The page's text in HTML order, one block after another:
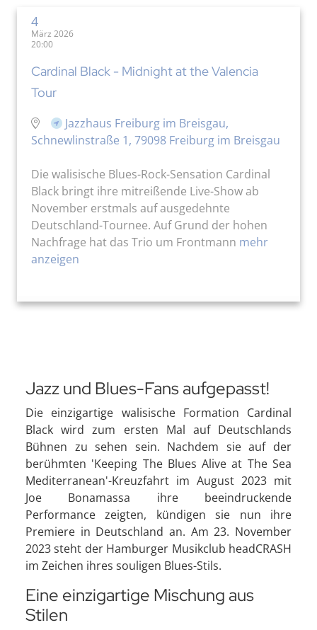
4
März 2026
20:00
Cardinal Black - Midnight at the Valencia
Tour
Jazzhaus Freiburg im Breisgau,
Schnewlinstraße 1, 79098 Freiburg im Breisgau
Die walisische Blues-Rock-Sensation Cardinal
Black bringt ihre mitreißende Live-Show ab
November erstmals auf ausgedehnte
Deutschland-Tournee. Auf Grund der hohen
Nachfrage hat das Trio um Frontmann mehr
anzeigen
Jazz und Blues-Fans aufgepasst!
Die einzigartige walisische Formation Cardinal
Black wird zum ersten Mal auf Deutschlands
Bühnen zu sehen sein. Nachdem sie auf der
berühmten 'Keeping The Blues Alive at The Sea
Mediterranean'-Kreuzfahrt im August 2023 mit
Joe Bonamassa ihre beeindruckende
Performance zeigten, kündigen sie nun ihre
Premiere in Deutschland an. Am 23. November
2023 steht der Hamburger Musikclub headCRASH
im Zeichen ihres souligen Blues-Stils.
Eine einzigartige Mischung aus
Stilen